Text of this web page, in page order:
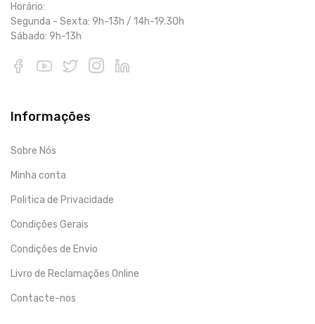
Horário:
Segunda - Sexta: 9h-13h / 14h-19.30h
Sábado: 9h-13h
Informações
Sobre Nós
Minha conta
Politica de Privacidade
Condições Gerais
Condições de Envio
Livro de Reclamações Online
Contacte-nos